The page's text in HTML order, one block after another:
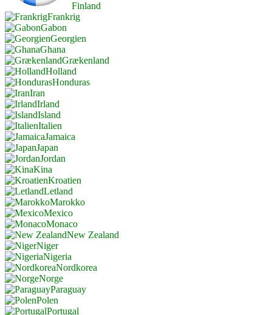
Finland
Frankrig
Gabon
Georgien
Ghana
Grækenland
Holland
Honduras
Iran
Irland
Island
Italien
Jamaica
Japan
Jordan
Kina
Kroatien
Letland
Marokko
Mexico
Monaco
New Zealand
Niger
Nigeria
Nordkorea
Norge
Paraguay
Polen
Portugal